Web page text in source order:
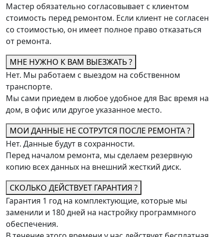
Мастер обязательно согласовывает с клиентом
стоимость перед ремонтом. Если клиент не согласен
со стоимостью, он имеет полное право отказаться
от ремонта.
МНЕ НУЖНО К ВАМ ВЫЕЗЖАТЬ ?
Нет. Мы работаем с выездом на собственном
транспорте.
Мы сами приедем в любое удобное для Вас время на
дом, в офис или другое указанное место.
МОИ ДАННЫЕ НЕ СОТРУТСЯ ПОСЛЕ РЕМОНТА ?
Нет. Данные будут в сохранности.
Перед началом ремонта, мы сделаем резервную
копию всех данных на внешний жесткий диск.
СКОЛЬКО ДЕЙСТВУЕТ ГАРАНТИЯ ?
Гарантия 1 год на комплектующие, которые мы
заменили и 180 дней на настройку программного
обеспечения.